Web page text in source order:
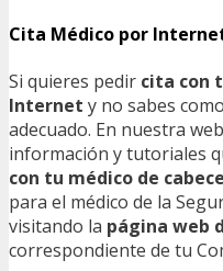
Cita Médico por
Si quieres pedir cita con
Internet y no sabes
adecuado. En nuestra
información y tutoriales
con tu médico de
para el médico de la
visitando la página web
correspondiente de tu